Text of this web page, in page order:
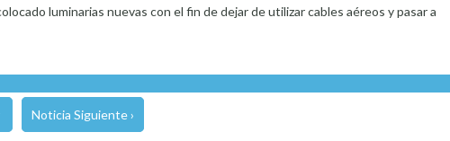
luminarias nuevas con el fin de dejar de utilizar cables aéreos y pasar a
Noticia Siguiente ›